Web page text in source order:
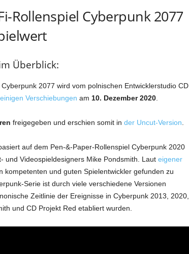
Rollenspiel Cyberpunk 2077
Überblick:
2077 wird vom polnischen Entwicklerstudio CD
einigen Verschiebungen am 10. Dezember 2020.
freigegeben und erschien somit in der Uncut-Version
auf dem Pen-&-Paper-Rollenspiel Cyberpunk 2020
und Videospieldesigners Mike Pondsmith. Laut eigener
kompetenten und guten Spielentwickler gefunden zu
Serie ist durch viele verschiedene Versionen
Zeitlinie der Ereignisse in Cyberpunk 2013, 2020,
und CD Projekt Red etabliert wurden.